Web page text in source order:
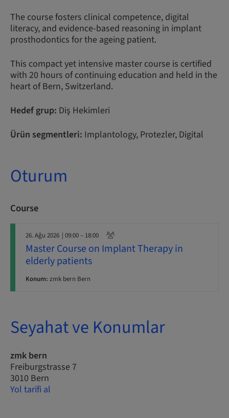
The course fosters clinical competence, digital
literacy, and evidence-based reasoning in implant
prosthodontics for the ageing patient.
This compact yet intensive master course is certified
with 20 hours of continuing education and held in the
heart of Bern, Switzerland.
Hedef grup: Diş Hekimleri
Ürün segmentleri: Implantology, Protezler, Digital
Oturum
Course
26. Ağu 2026 | 09:00 – 18:00
Master Course on Implant Therapy in
elderly patients
Konum: zmk bern Bern
Seyahat ve Konumlar
zmk bern
Freiburgstrasse 7
3010 Bern
Yol tarifi al